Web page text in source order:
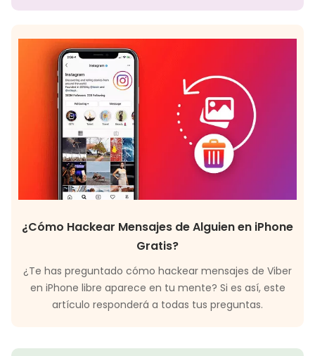
¿Cómo Hackear Mensajes de Alguien en iPhone
Gratis?
¿Te has preguntado cómo hackear mensajes de Viber
en iPhone libre aparece en tu mente? Si es así, este
artículo responderá a todas tus preguntas.